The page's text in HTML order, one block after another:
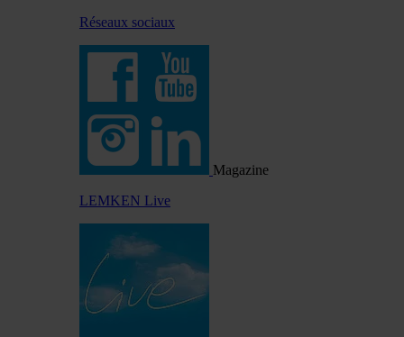
Réseaux sociaux
Magazine
LEMKEN Live